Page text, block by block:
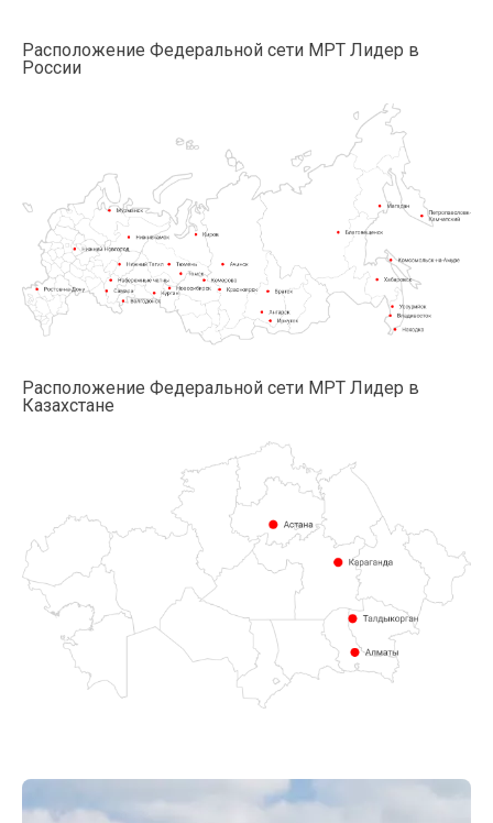
Расположение Федеральной сети МРТ Лидер в
России
Расположение Федеральной сети МРТ Лидер в
Казахстане